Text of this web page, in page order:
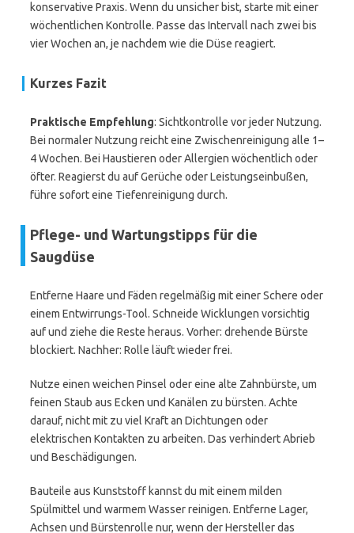
konservative Praxis. Wenn du unsicher bist, starte mit einer
wöchentlichen Kontrolle. Passe das Intervall nach zwei bis
vier Wochen an, je nachdem wie die Düse reagiert.
Kurzes Fazit
Praktische Empfehlung: Sichtkontrolle vor jeder Nutzung.
Bei normaler Nutzung reicht eine Zwischenreinigung alle 1–
4 Wochen. Bei Haustieren oder Allergien wöchentlich oder
öfter. Reagierst du auf Gerüche oder Leistungseinbußen,
führe sofort eine Tiefenreinigung durch.
Pflege- und Wartungstipps für die
Saugdüse
Entferne Haare und Fäden regelmäßig mit einer Schere oder
einem Entwirrungs-Tool. Schneide Wicklungen vorsichtig
auf und ziehe die Reste heraus. Vorher: drehende Bürste
blockiert. Nachher: Rolle läuft wieder frei.
Nutze einen weichen Pinsel oder eine alte Zahnbürste, um
feinen Staub aus Ecken und Kanälen zu bürsten. Achte
darauf, nicht mit zu viel Kraft an Dichtungen oder
elektrischen Kontakten zu arbeiten. Das verhindert Abrieb
und Beschädigungen.
Bauteile aus Kunststoff kannst du mit einem milden
Spülmittel und warmem Wasser reinigen. Entferne Lager,
Achsen und Bürstenrolle nur, wenn der Hersteller das